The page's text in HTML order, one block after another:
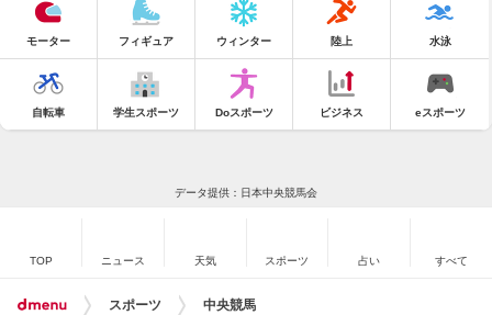
モーター フィギュア ウィンター 陸上 水泳
自転車 学生スポーツ Doスポーツ ビジネス eスポーツ
データ提供：日本中央競馬会
TOP ニュース 天気 スポーツ 占い すべて
スポーツ 中央競馬